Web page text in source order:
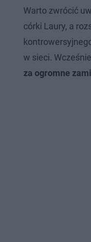
Warto zwrócić
córki Laury, a
w sieci.
za ogromne